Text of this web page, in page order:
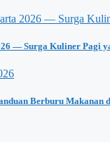
— Surga Kuliner Pagi
Berburu Makanan